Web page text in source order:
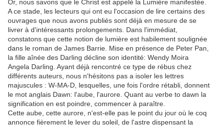
Or, nous savons que le Christ est appelé la Lumière manifestée.
A ce stade, les lecteurs qui ont eu l'occasion de lire certains des
ouvrages que nous avons publiés sont déjà en mesure de se
livrer à d'intéressants prolongements. Dans l'immédiat,
constatons que cette notion de lumière est habilement soulignée
dans le roman de James Barrie. Mise en présence de Peter Pan,
la fille aînée des Darling décline son identité: Wendy Moira
Angela Darling. Ayant déjà rencontré ce type de rébus chez
différents auteurs, nous n'hésitons pas a isoler les lettres
majuscules : W-MA-D, lesquelles, une fois l'ordre rétabli, donnent
le mot anglais Dawn: l'aube, l'aurore. Quant au verbe to dawn la
signification en est poindre, commencer à paraître.
Cette aube, cette aurore, n'est-elle pas le point du jour où le coq
annonce fièrement le lever du soleil, de l'astre dispensant la